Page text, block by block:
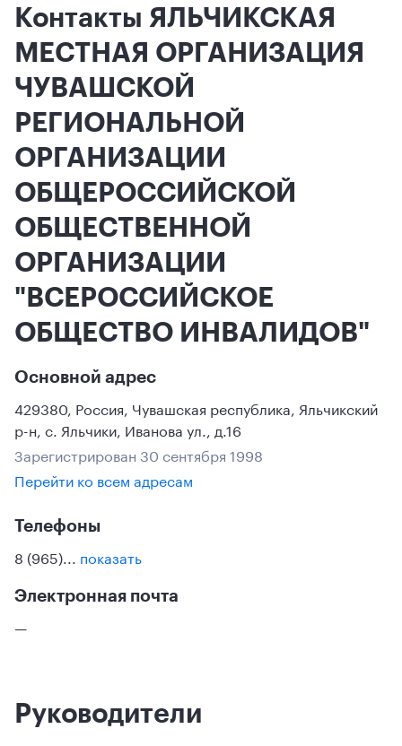
Контакты ЯЛЬЧИКСКАЯ
МЕСТНАЯ ОРГАНИЗАЦИЯ
ЧУВАШСКОЙ
РЕГИОНАЛЬНОЙ
ОРГАНИЗАЦИИ
ОБЩЕРОССИЙСКОЙ
ОБЩЕСТВЕННОЙ
ОРГАНИЗАЦИИ
"ВСЕРОССИЙСКОЕ
ОБЩЕСТВО ИНВАЛИДОВ"
Основной адрес
429380, Россия, Чувашская республика, Яльчикский
р-н, с. Яльчики, Иванова ул., д.16
Зарегистрирован 30 сентября 1998
Перейти ко всем адресам
Телефоны
8 (965)... показать
Электронная почта
—
Руководители